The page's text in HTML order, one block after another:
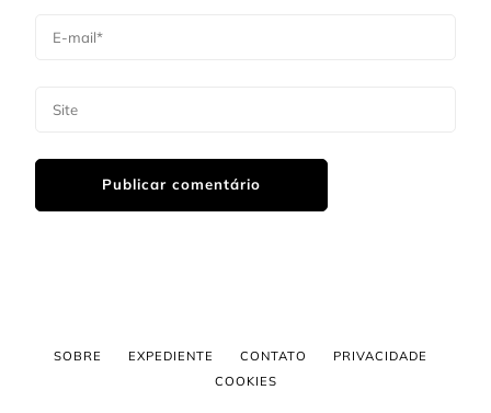
SOBRE EXPEDIENTE CONTATO
PRIVACIDADE
COOKIES